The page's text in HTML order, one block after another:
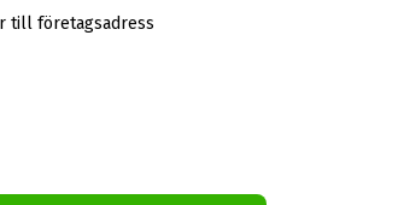
till företagsadress